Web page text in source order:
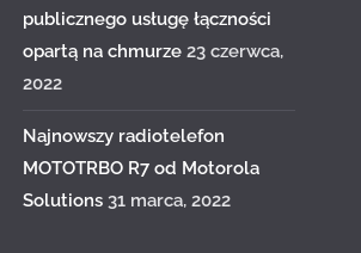
publicznego usługę łączności
opartą na chmurze 23 czerwca,
2022
Najnowszy radiotelefon
MOTOTRBO R7 od Motorola
Solutions 31 marca, 2022